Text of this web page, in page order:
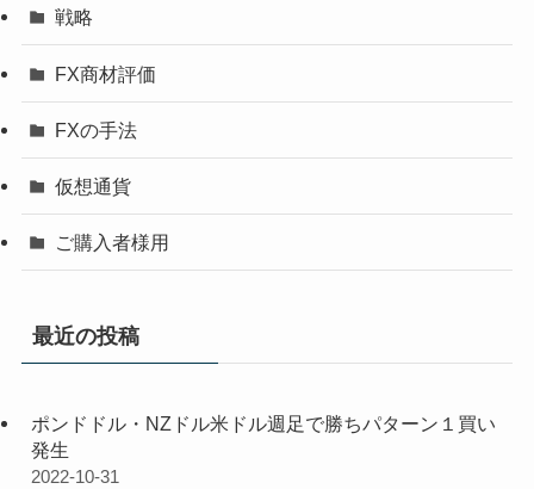
戦略
FX商材評価
FXの手法
仮想通貨
ご購入者様用
最近の投稿
ポンドドル・NZドル米ドル週足で勝ちパターン１買い
発生
2022-10-31